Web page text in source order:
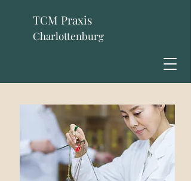
TCM Praxis
Charlottenburg